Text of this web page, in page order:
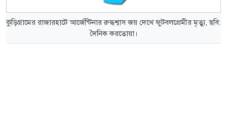
কুড়িগ্রামের রাজারহাটে আর্জেন্টিনার রুদ্ধশ্বাস জয় দেখে ফুটবলপ্রেমীর মৃত্যু, ছবি:
দৈনিক করতোয়া।